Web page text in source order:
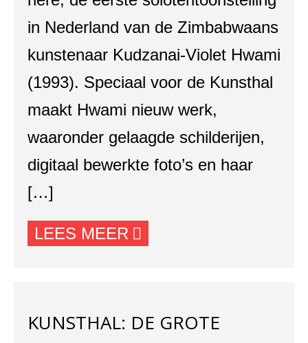
in Nederland van de Zimbabwaans
kunstenaar Kudzanai-Violet Hwami
(1993). Speciaal voor de Kunsthal
maakt Hwami nieuw werk,
waaronder gelaagde schilderijen,
digitaal bewerkte foto’s en haar
[…]
LEES MEER
KUNSTHAL: DE GROTE